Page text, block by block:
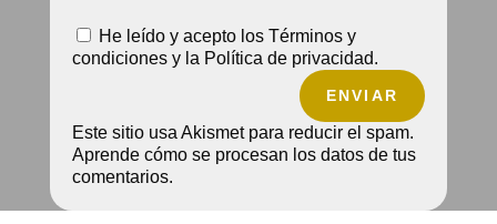
He leído y acepto los Términos y
condiciones y la Política de privacidad.
ENVIAR
Este sitio usa Akismet para reducir el spam.
Aprende cómo se procesan los datos de tus
comentarios.